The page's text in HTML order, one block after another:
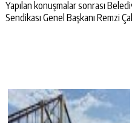
Yapılan konuşmalar sonrası
Sendikası Genel Başkanı Remzi